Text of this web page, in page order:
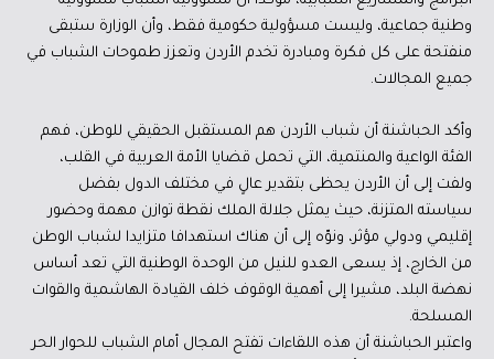
وطنية جماعية، وليست مسؤولية حكومية فقط، وأن الوزارة ستبقى
منفتحة على كل فكرة ومبادرة تخدم الأردن وتعزز طموحات الشباب في
جميع المجالات.
وأكد الحباشنة أن شباب الأردن هم المستقبل الحقيقي للوطن، فهم
الفئة الواعية والمنتمية، التي تحمل قضايا الأمة العربية في القلب،
ولفت إلى أن الأردن يحظى بتقدير عالٍ في مختلف الدول بفضل
سياسته المتزنة، حيث يمثل جلالة الملك نقطة توازن مهمة وحضور
إقليمي ودولي مؤثر، ونوّه إلى أن هناك استهدافا متزايدا لشباب الوطن
من الخارج، إذ يسعى العدو للنيل من الوحدة الوطنية التي تعد أساس
نهضة البلد، مشيرا إلى أهمية الوقوف خلف القيادة الهاشمية والقوات
المسلحة.
واعتبر الحباشنة أن هذه اللقاءات تفتح المجال أمام الشباب للحوار الحر